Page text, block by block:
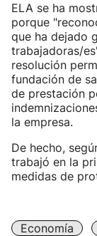
ELA se ha
porque
que ha dejado
trabajadoras/
resolución
fundación de
de prestación
la empresa.
De hecho,
trabajó en la
medidas de
Economía